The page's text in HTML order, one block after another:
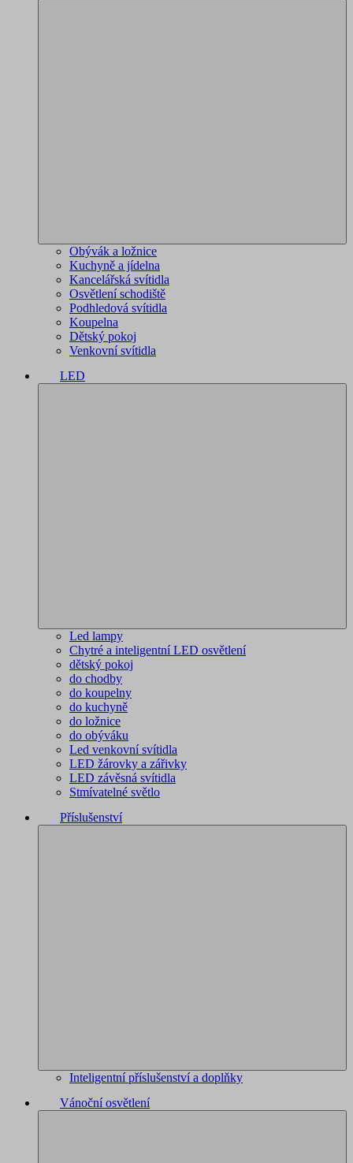
Obývák a ložnice
Kuchyně a jídelna
Kancelářská svítidla
Osvětlení schodiště
Podhledová svítidla
Koupelna
Dětský pokoj
Venkovní svítidla
LED
Led lampy
Chytré a inteligentní LED osvětlení
dětský pokoj
do chodby
do koupelny
do kuchyně
do ložnice
do obýváku
Led venkovní svítidla
LED žárovky a zářivky
LED závěsná svítidla
Stmívatelné světlo
Příslušenství
Inteligentní příslušenství a doplňky
Vánoční osvětlení